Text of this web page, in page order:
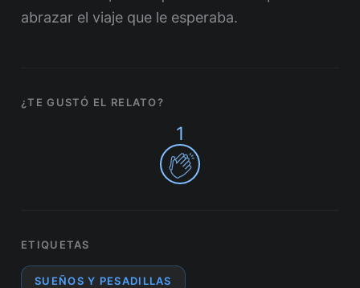
abrazar el viaje que le esperaba.
¿TE GUSTÓ EL RELATO?
1
ETIQUETAS
SUEÑOS Y PESADILLAS